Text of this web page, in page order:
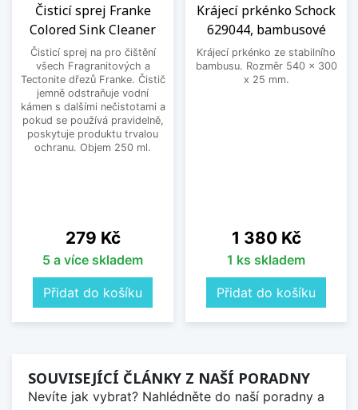
Čisticí sprej Franke
Colored Sink Cleaner
Čisticí sprej na pro čištění
všech Fragranitových a
Tectonite dřezů Franke. Čistič
jemně odstraňuje vodní
kámen s dalšími nečistotami a
pokud se používá pravidelně,
poskytuje produktu trvalou
ochranu. Objem 250 ml.
Cena
279 Kč
5 a více skladem
Přidat do košíku
Krájecí prkénko Schock
629044, bambusové
Krájecí prkénko ze stabilního
bambusu. Rozměr 540 x 300
x 25 mm.
Cena
1 380 Kč
1 ks skladem
Přidat do košíku
SOUVISEJÍCÍ ČLÁNKY Z NAŠÍ PORADNY
Nevíte jak vybrat? Nahlédněte do naší poradny a